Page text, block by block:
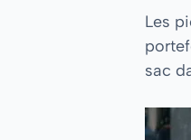
Les
sac